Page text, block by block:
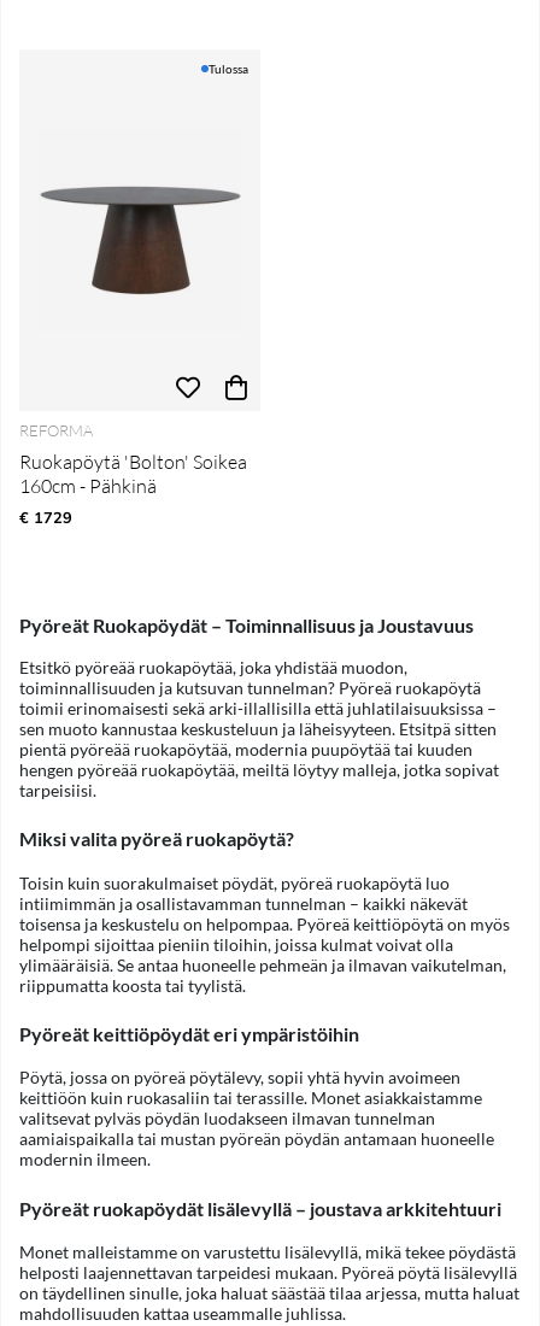
Tulossa
REFORMA
Ruokapöytä 'Bolton' Soikea
160cm - Pähkinä
€ 1729
Pyöreät Ruokapöydät – Toiminnallisuus ja Joustavuus
Etsitkö pyöreää ruokapöytää, joka yhdistää muodon,
toiminnallisuuden ja kutsuvan tunnelman? Pyöreä ruokapöytä
toimii erinomaisesti sekä arki-illallisilla että juhlatilaisuuksissa –
sen muoto kannustaa keskusteluun ja läheisyyteen. Etsitpä sitten
pientä pyöreää ruokapöytää, modernia puupöytää tai kuuden
hengen pyöreää ruokapöytää, meiltä löytyy malleja, jotka sopivat
tarpeisiisi.
Miksi valita pyöreä ruokapöytä?
Toisin kuin suorakulmaiset pöydät, pyöreä ruokapöytä luo
intiimimmän ja osallistavamman tunnelman – kaikki näkevät
toisensa ja keskustelu on helpompaa. Pyöreä keittiöpöytä on myös
helpompi sijoittaa pieniin tiloihin, joissa kulmat voivat olla
ylimääräisiä. Se antaa huoneelle pehmeän ja ilmavan vaikutelman,
riippumatta koosta tai tyylistä.
Pyöreät keittiöpöydät eri ympäristöihin
Pöytä, jossa on pyöreä pöytälevy, sopii yhtä hyvin avoimeen
keittiöön kuin ruokasaliin tai terassille. Monet asiakkaistamme
valitsevat pylväs pöydän luodakseen ilmavan tunnelman
aamiaispaikalla tai mustan pyöreän pöydän antamaan huoneelle
modernin ilmeen.
Pyöreät ruokapöydät lisälevyllä – joustava arkkitehtuuri
Monet malleistamme on varustettu lisälevyllä, mikä tekee pöydästä
helposti laajennettavan tarpeidesi mukaan. Pyöreä pöytä lisälevyllä
on täydellinen sinulle, joka haluat säästää tilaa arjessa, mutta haluat
mahdollisuuden kattaa useammalle juhlissa.